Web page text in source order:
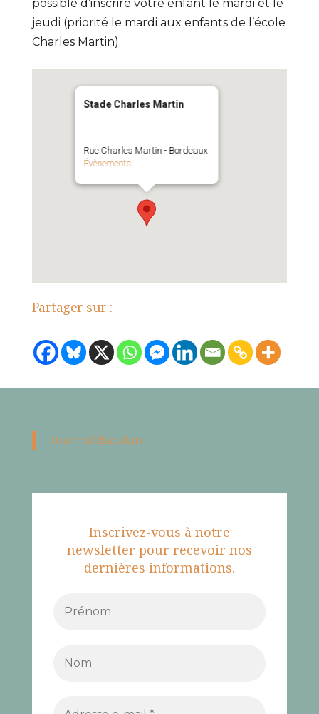
possible d’inscrire votre enfant le mardi et le
jeudi (priorité le mardi aux enfants de l’école
Charles Martin).
Stade Charles Martin
Rue Charles Martin - Bordeaux
Évènements
Partager sur :
Journal Bacalan
Inscrivez-vous à notre
newsletter pour recevoir nos
dernières informations.